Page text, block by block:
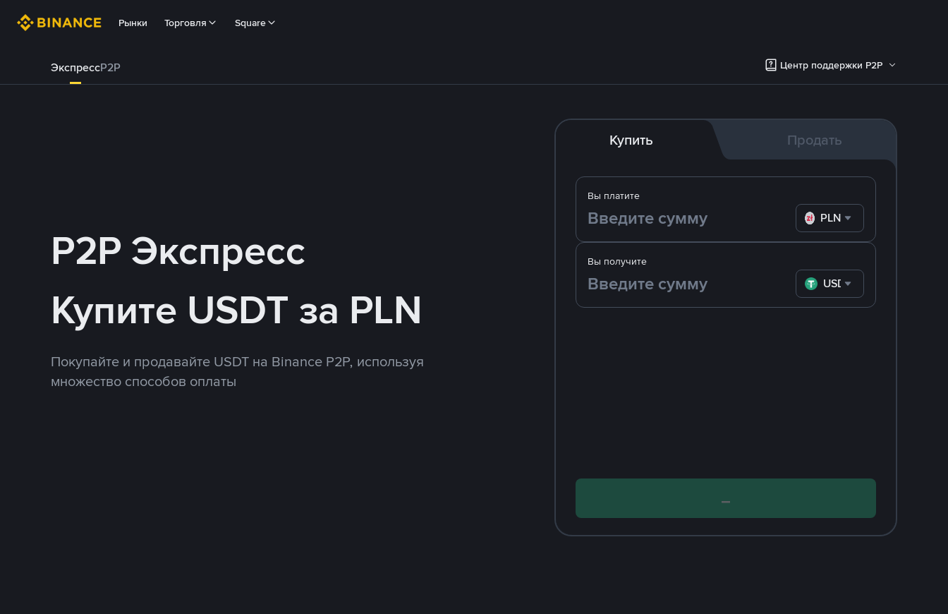
Рынки Торговля Square
ЭкспрессP2P Центр поддержки P2P
P2P Экспресс
Купите USDT за PLN
Покупайте и продавайте USDT на Binance P2P, используя
множество способов оплаты
Купить Продать
Вы платите
PLN
Вы получите
USDT